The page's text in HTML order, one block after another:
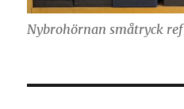
Nybrohörnan småtryck ref